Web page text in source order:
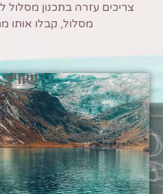
צריכים עזרה בתכנון מסלול
מסלול, קבלו אותו
שוויץ